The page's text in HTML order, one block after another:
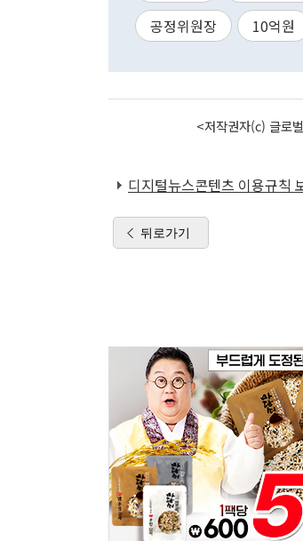
공정위원장
10억원
<저작권자(c) 글로
디지털뉴스콘텐츠 이용규칙
뒤로가기